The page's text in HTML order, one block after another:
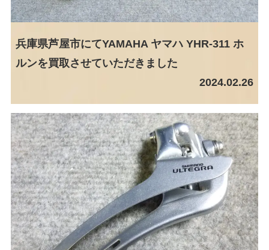
兵庫県芦屋市にてYAMAHA ヤマハ YHR-311 ホ
ルンを買取させていただきました
2024.02.26